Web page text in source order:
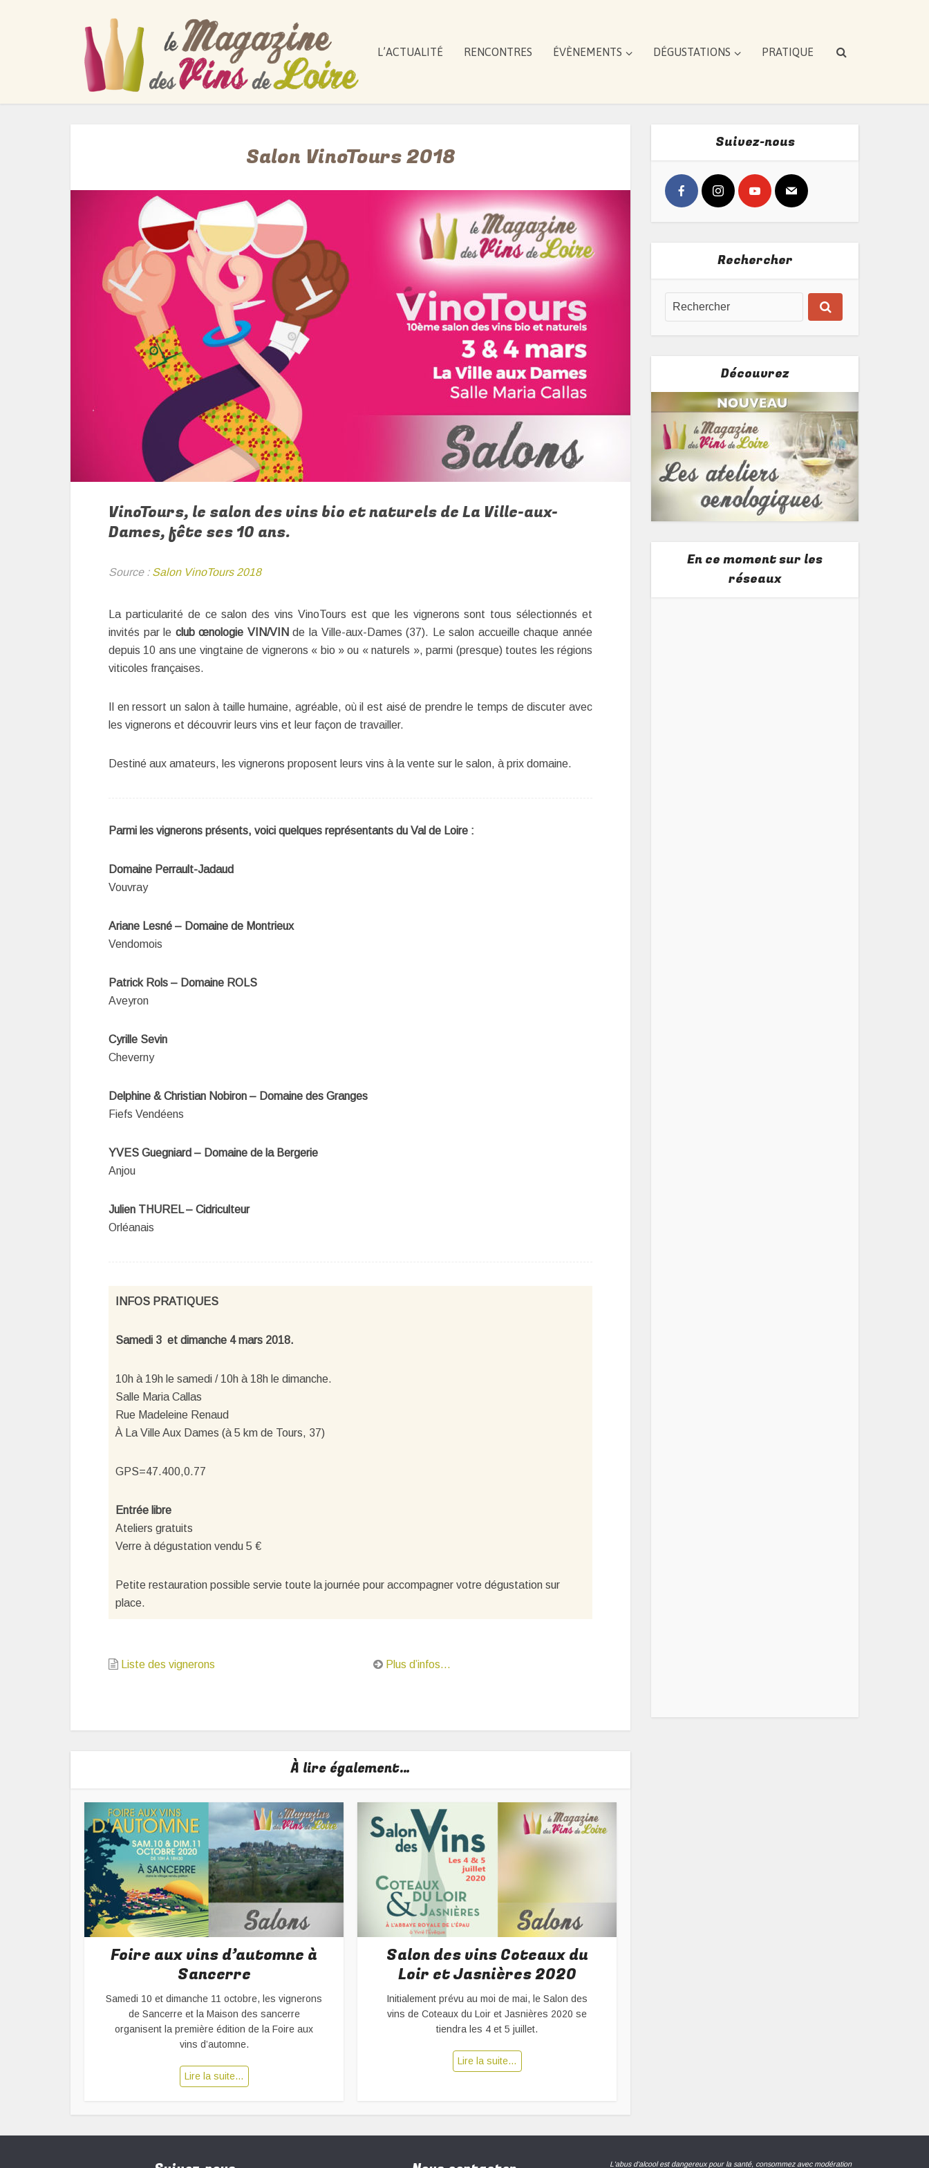
L’ACTUALITÉ RENCONTRES ÉVÈNEMENTS DÉGUSTATIONS PRATIQUE
Salon VinoTours 2018
VinoTours, le salon des vins bio et naturels de La Ville-aux-
Dames, fête ses 10 ans.
Source : Salon VinoTours 2018
La particularité de ce salon des vins VinoTours est que les vignerons sont tous sélectionnés et
invités par le club œnologie VIN/VINde la Ville-aux-Dames (37). Le salon accueille chaque année
depuis 10 ans une vingtaine de vignerons « bio » ou « naturels », parmi (presque) toutes les régions
viticoles françaises.
Il en ressort un salon à taille humaine, agréable, où il est aisé de prendre le temps de discuter avec
les vignerons et découvrir leurs vins et leur façon de travailler.
Destiné aux amateurs, les vignerons proposent leurs vins à la vente sur le salon, à prix domaine.
Parmi les vignerons présents, voici quelques représentants du Val de Loire :
Domaine Perrault-Jadaud
Vouvray
Ariane Lesné – Domaine de Montrieux
Vendomois
Patrick Rols – Domaine ROLS
Aveyron
Cyrille Sevin
Cheverny
Delphine & Christian Nobiron – Domaine des Granges
Fiefs Vendéens
YVES Guegniard – Domaine de la Bergerie
Anjou
Julien THUREL – Cidriculteur
Orléanais
INFOS PRATIQUES
Samedi 3 et dimanche 4 mars 2018.
10h à 19h le samedi / 10h à 18h le dimanche.
Salle Maria Callas
Rue Madeleine Renaud
À La Ville Aux Dames (à 5 km de Tours, 37)
GPS=47.400,0.77
Entrée libre
Ateliers gratuits
Verre à dégustation vendu 5 €
Petite restauration possible servie toute la journée pour accompagner votre dégustation sur
place.
Liste des vignerons Plus d’infos…
À lire également…
Foire aux vins d’automne à
Sancerre
Samedi 10 et dimanche 11 octobre, les vignerons
de Sancerre et la Maison des sancerre
organisent la première édition de la Foire aux
vins d’automne.
Lire la suite…
Salon des vins Coteaux du
Loir et Jasnières 2020
Initialement prévu au moi de mai, le Salon des
vins de Coteaux du Loir et Jasnières 2020 se
tiendra les 4 et 5 juillet.
Lire la suite…
Suivez-nous
Rechercher
Découvrez
En ce moment sur les
réseaux
L'abus d'alcool est dangereux pour la santé, consommez avec modération